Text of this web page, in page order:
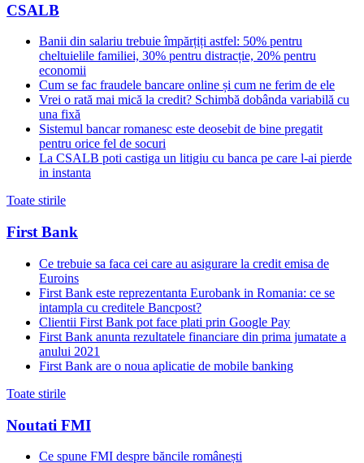
CSALB
Banii din salariu trebuie împărțiți astfel: 50% pentru
cheltuielile familiei, 30% pentru distracție, 20% pentru
economii
Cum se fac fraudele bancare online și cum ne ferim de ele
Vrei o rată mai mică la credit? Schimbă dobânda variabilă cu
una fixă
Sistemul bancar romanesc este deosebit de bine pregatit
pentru orice fel de socuri
La CSALB poti castiga un litigiu cu banca pe care l-ai pierde
in instanta
Toate stirile
First Bank
Ce trebuie sa faca cei care au asigurare la credit emisa de
Euroins
First Bank este reprezentanta Eurobank in Romania: ce se
intampla cu creditele Bancpost?
Clientii First Bank pot face plati prin Google Pay
First Bank anunta rezultatele financiare din prima jumatate a
anului 2021
First Bank are o noua aplicatie de mobile banking
Toate stirile
Noutati FMI
Ce spune FMI despre băncile românești